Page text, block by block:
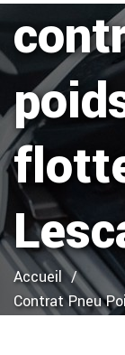
Accueil
Contrat Pneu